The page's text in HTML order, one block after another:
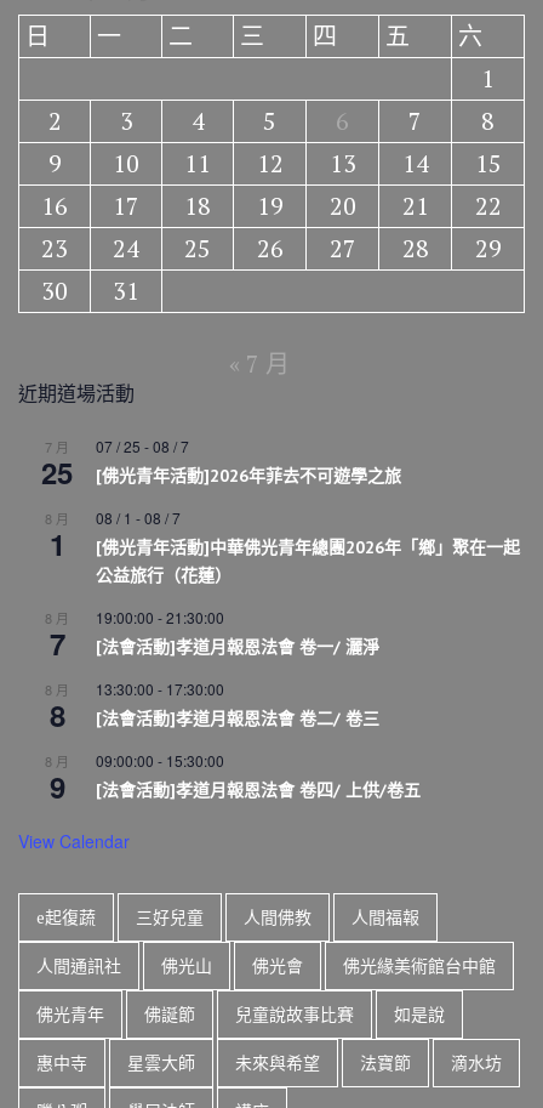
日
一 二 三 四 五
六
1
2
3 4 5 6 7
8
9
10 11 12 13 14
15
16
17 18 19 20 21
22
23
24 25 26 27 28
29
30
31
« 7 月
近期道場活動
7 月
25
07 / 25 -08 / 7
[佛光青年活動]2026年菲去不可遊學之旅
8 月
1
08 / 1 -08 / 7
[佛光青年活動]中華佛光青年總團2026年「鄉」聚在一起
公益旅行（花蓮）
8 月
7
19:00:00 -21:30:00
[法會活動]孝道月報恩法會 卷一/ 灑淨
8 月
8
13:30:00 - 17:30:00
[法會活動]孝道月報恩法會 卷二/ 卷三
8 月
9
09:00:00 - 15:30:00
[法會活動]孝道月報恩法會 卷四/ 上供/卷五
View Calendar
e起復蔬 三好兒童 人間佛教 人間福報
人間通訊社 佛光山 佛光會 佛光緣美術館台中館
佛光青年 佛誕節 兒童說故事比賽 如是說
惠中寺 星雲大師 未來與希望 法寶節 滴水坊